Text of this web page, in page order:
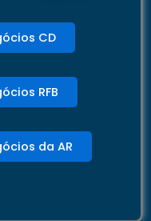
CD
RFB
da AR